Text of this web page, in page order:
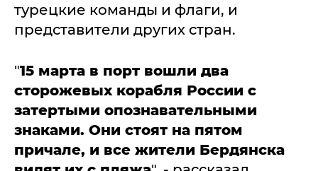
турецкие команды и флаги, и
представители других стран.
"15 марта в порт вошли два
сторожевых корабля России с
затертыми опознавательными
знаками. Они стоят на пятом
причале, и все жители Бердянска